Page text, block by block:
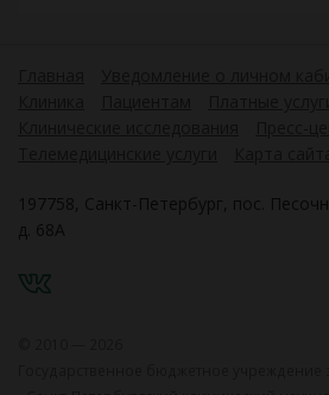
197758, Санкт-Петербург, пос.
д. 68А